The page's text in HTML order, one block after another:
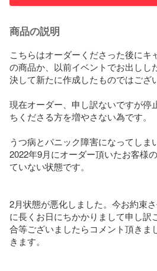
商品の説明
こちらはオーダーくださった後にキ
の商品か、以前イベントでお出しし
決して新たに作成したものではござ
現在オーダー、申し訳ないですが停
ちくださる方を増やさない為です。
うつ病とパニック障害になってしま
2022年9月にオーダー頂いたお客様
ていない状態です。
2月状態が悪化しました。今お約束
に長くお日にちかかりまして申し訳
合等ございましたらコメント頂きま
きます。